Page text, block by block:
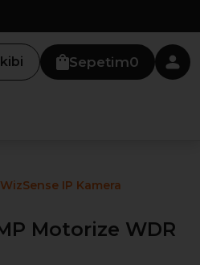
Sepetim0
IP Kamera
Motorize WDR